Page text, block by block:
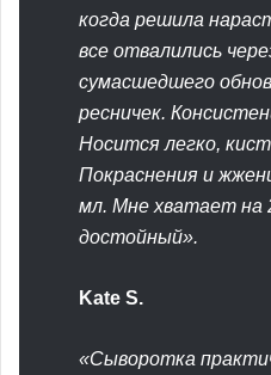
когда решила
все отвалились
сумасшедшего
ресничек.
Носится легко,
Покраснения и
мл. Мне хватает на
достойный».
Kate S.
«Сыворотка